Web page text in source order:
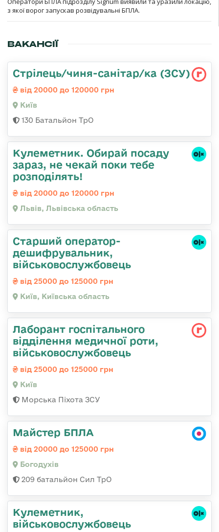
з якої ворог запускав розвідувальні БПЛА.
ВАКАНСІЇ
Стрілець/чиня-санітар/ка (ЗСУ)
від 20000 до 120000 грн
Київ
130 Батальйон ТрО
Кулеметник. Обирай посаду
зараз, не чекай поки тебе
розподілять!
від 20000 до 120000 грн
Львів, Львівська область
Старший оператор-
дешифрувальник,
військовослужбовець
від 25000 до 125000 грн
Київ, Київська область
Лаборант госпітального
відділення медичної роти,
військовослужбовець
від 25000 до 125000 грн
Київ
Морська Піхота ЗСУ
Майстер БПЛА
від 20000 до 125000 грн
Богодухів
209 батальйон Сил ТрО
Кулеметник,
військовослужбовець